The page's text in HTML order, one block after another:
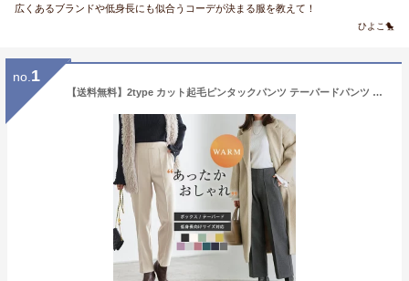
広くあるブランドや低身長にも似合うコーデが決まる服を教えて！
ひよこ🐤
no. 1
【送料無料】2type カット起毛ピンタックパンツ テーパードパンツ ボックス☆ 楽天限定カラー 【低身長サイズ有】 暖かい パンツ 暖パン 起毛パンツ あったか レディース ストレッチ オフィス ピエロ pierrot kon4 XC2